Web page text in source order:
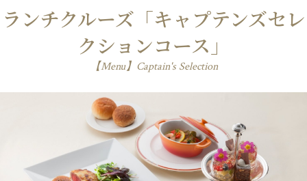
ランチクルーズ「キャプテンズセレ
クションコース」
【Menu】Captain's Selection